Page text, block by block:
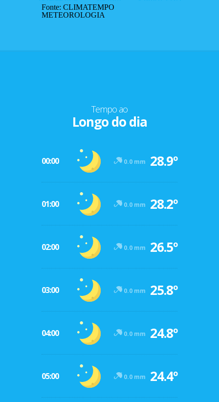
Fonte: CLIMATEMPO
METEOROLOGIA
Tempo ao
Longo do dia
00:00 0.0 mm 28.9º
01:00 0.0 mm 28.2º
02:00 0.0 mm 26.5º
03:00 0.0 mm 25.8º
04:00 0.0 mm 24.8º
05:00 0.0 mm 24.4º